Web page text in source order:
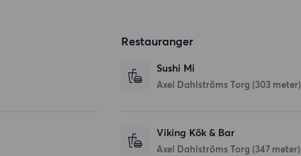
Restauranger
Sushi Mi
Axel Dahlströms Torg (303 meter)
Viking Kök & Bar
Axel Dahlströms Torg (347 meter)